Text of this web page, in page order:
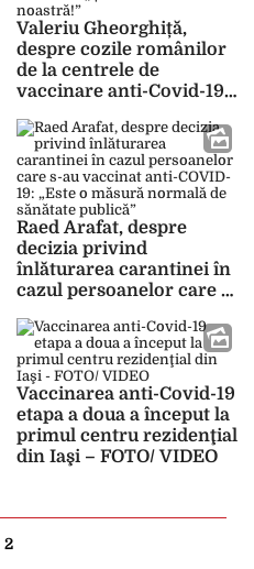
Valeriu Gheorghiță,
despre cozile românilor
de la centrele de
vaccinare anti-Covid-19:
noastră!”
Raed Arafat, despre
decizia privind
înlăturarea carantinei în
cazul persoanelor care s-
19: „Este o măsură
normală de sănătate
publică”
Vaccinarea anti-Covid-19
etapa a doua a început la
primul centru rezidenţial
din Iaşi – FOTO/ VIDEO
2